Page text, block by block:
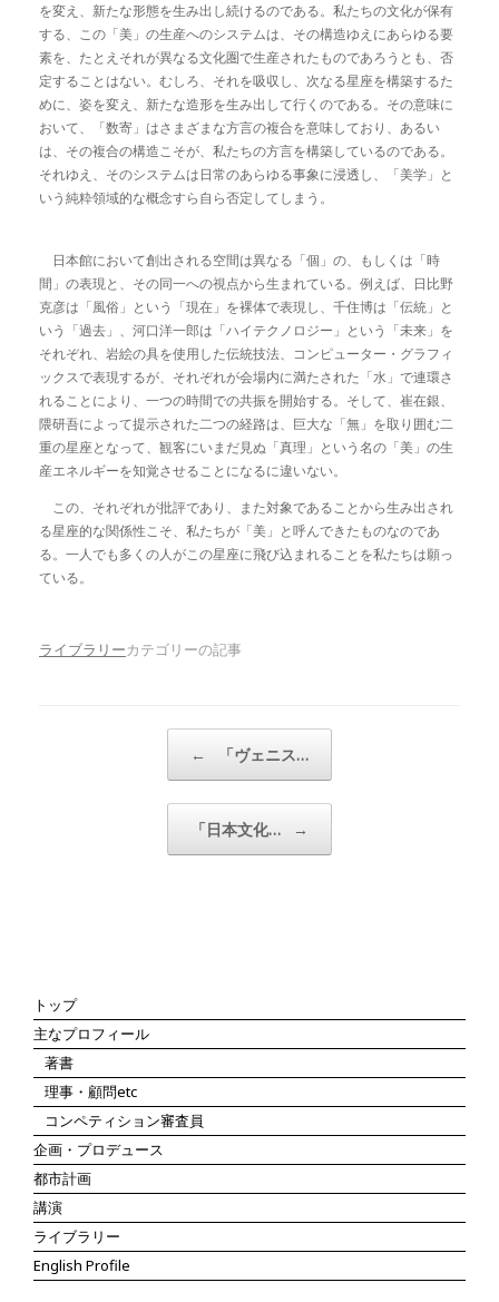
を変え、新たな形態を生み出し続けるのである。私たちの文化が保有
する、この「美」の生産へのシステムは、その構造ゆえにあらゆる要
素を、たとえそれが異なる文化圏で生産されたものであろうとも、否
定することはない。むしろ、それを吸収し、次なる星座を構築するた
めに、姿を変え、新たな造形を生み出して行くのである。その意味に
おいて、「数寄」はさまざまな方言の複合を意味しており、あるい
は、その複合の構造こそが、私たちの方言を構築しているのである。
それゆえ、そのシステムは日常のあらゆる事象に浸透し、「美学」と
いう純粋領域的な概念すら自ら否定してしまう。
日本館において創出される空間は異なる「個」の、もしくは「時
間」の表現と、その同一への視点から生まれている。例えば、日比野
克彦は「風俗」という「現在」を裸体で表現し、千住博は「伝統」と
いう「過去」、河口洋一郎は「ハイテクノロジー」という「未来」を
それぞれ、岩絵の具を使用した伝統技法、コンピューター・グラフィ
ックスで表現するが、それぞれが会場内に満たされた「水」で連環さ
れることにより、一つの時間での共振を開始する。そして、崔在銀、
隈研吾によって提示された二つの経路は、巨大な「無」を取り囲む二
重の星座となって、観客にいまだ見ぬ「真理」という名の「美」の生
産エネルギーを知覚させることになるに違いない。
この、それぞれが批評であり、また対象であることから生み出され
る星座的な関係性こそ、私たちが「美」と呼んできたものなのであ
る。一人でも多くの人がこの星座に飛び込まれることを私たちは願っ
ている。
ライブラリーカテゴリーの記事
← 「ヴェニス…
「日本文化… →
トップ
主なプロフィール
著書
理事・顧問etc
コンペティション審査員
企画・プロデュース
都市計画
講演
ライブラリー
English Profile